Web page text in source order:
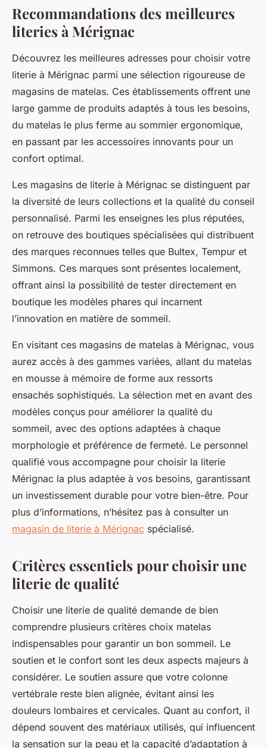
Recommandations des meilleures
literies à Mérignac
Découvrez les meilleures adresses pour choisir votre
literie à Mérignac parmi une sélection rigoureuse de
magasins de matelas. Ces établissements offrent une
large gamme de produits adaptés à tous les besoins,
du matelas le plus ferme au sommier ergonomique,
en passant par les accessoires innovants pour un
confort optimal.
Les magasins de literie à Mérignac se distinguent par
la diversité de leurs collections et la qualité du conseil
personnalisé. Parmi les enseignes les plus réputées,
on retrouve des boutiques spécialisées qui distribuent
des marques reconnues telles que Bultex, Tempur et
Simmons. Ces marques sont présentes localement,
offrant ainsi la possibilité de tester directement en
boutique les modèles phares qui incarnent
l’innovation en matière de sommeil.
En visitant ces magasins de matelas à Mérignac, vous
aurez accès à des gammes variées, allant du matelas
en mousse à mémoire de forme aux ressorts
ensachés sophistiqués. La sélection met en avant des
modèles conçus pour améliorer la qualité du
sommeil, avec des options adaptées à chaque
morphologie et préférence de fermeté. Le personnel
qualifié vous accompagne pour choisir la literie
Mérignac la plus adaptée à vos besoins, garantissant
un investissement durable pour votre bien-être. Pour
plus d’informations, n’hésitez pas à consulter un
magasin de literie à Mérignac spécialisé.
Critères essentiels pour choisir une
literie de qualité
Choisir une literie de qualité demande de bien
comprendre plusieurs critères choix matelas
indispensables pour garantir un bon sommeil. Le
soutien et le confort sont les deux aspects majeurs à
considérer. Le soutien assure que votre colonne
vertébrale reste bien alignée, évitant ainsi les
douleurs lombaires et cervicales. Quant au confort, il
dépend souvent des matériaux utilisés, qui influencent
la sensation sur la peau et la capacité d’adaptation à